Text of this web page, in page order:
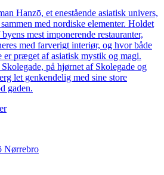
Hanzō, et enestående asiatisk univers,
med nordiske elementer. Holdet
mest imponerende restauranter,
med farverigt interiør, og hvor både
er præget af asiatisk mystik og magi.
på hjørnet af Skolegade og
let genkendelig med sine store
gaden.